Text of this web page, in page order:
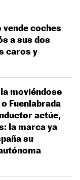
vende coches
a sus dos
caros y
moviéndose
Fuenlabrada
actúe,
la marca ya
su